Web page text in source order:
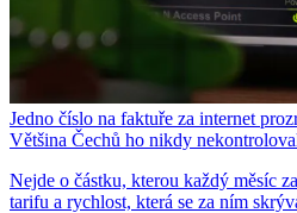
Jedno číslo na faktuře za internet
Většina Čechů ho nikdy
Nejde o částku, kterou každý měsíc
tarifu a rychlost, která se za ním